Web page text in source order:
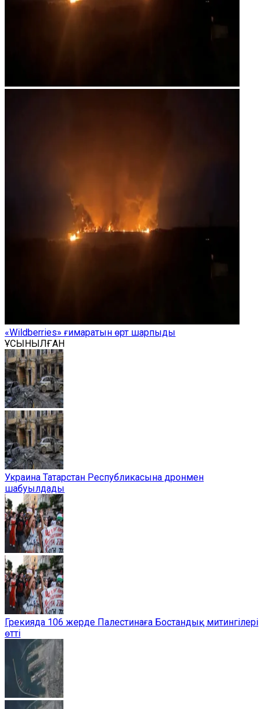
«Wildberries» ғимаратын өрт шарпыды
ҰСЫНЫЛҒАН
Украина Татарстан Республикасына дронмен
шабуылдады
Грекияда 106 жерде Палестинаға Бостандық митингілері
өтті